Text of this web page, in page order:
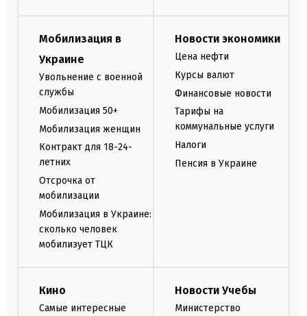
Мобилизация в
Украине
Увольнение с военной
службы
Мобилизация 50+
Мобилизация женщин
Контракт для 18-24-
летних
Отсрочка от
мобилизации
Мобилизация в Украине:
сколько человек
мобилизует ТЦК
Новости экономики
Цена нефти
Курсы валют
Финансовые новости
Тарифы на
коммунальные услуги
Налоги
Пенсия в Украине
Кино
Самые интересные
Новости Учебы
Министерство